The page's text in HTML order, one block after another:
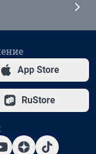
App Store
RuStore